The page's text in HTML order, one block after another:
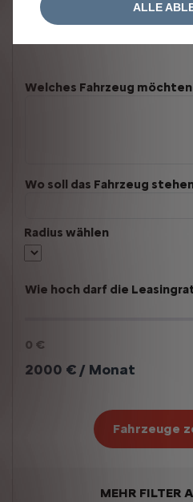
Welches Fahrzeug möchten
Wo soll das Fahrzeug
Radius wählen
Wie hoch darf die
0 €
2000 € / Monat
Fahrzeuge
MEHR FILTER
ALLE